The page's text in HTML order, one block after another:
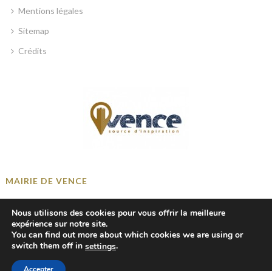
Mentions légales
Sitemap
Crédits
MAIRIE DE VENCE
+33 4 93 58 41 00
mairie@ville-vence.fr
Nous utilisons des cookies pour vous offrir la meilleure
expérience sur notre site.
You can find out more about which cookies we are using or
switch them off in settings.